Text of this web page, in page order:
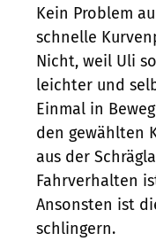
Kein Problem
schnelle
Nicht, weil Uli
leichter und
Einmal in
den gewählten
aus der
Fahrverhalten
Ansonsten ist
schlingern.